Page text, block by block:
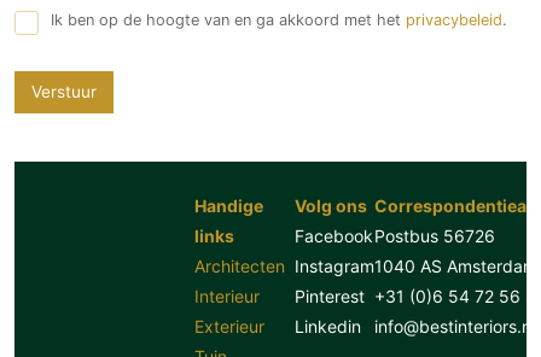
Ik ben op de hoogte van en ga akkoord met het privacybeleid.
Verstuur
Handige
links
Architecten
Interieur
Exterieur
Volg ons
Facebook
Instagram
Pinterest
Linkedin
Postbus 56726
1040 AS Amsterdam
+31 (0)6 54 72 56
info@bestinteriors.nl